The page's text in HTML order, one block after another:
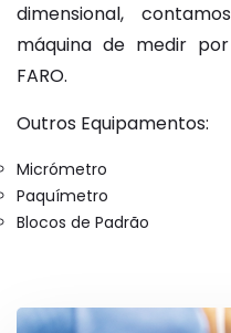
dimensional,
máquina de medir
FARO.
Outros Equipamentos:
Micrómetro
Paquímetro
Blocos de Padrão